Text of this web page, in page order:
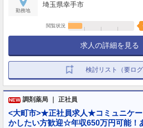
勤務地
埼玉県幸手市
閲覧状況
求人の詳細を見る
検討リスト（要ログ
NEW 調剤薬局 ｜ 正社員
<大町市>★正社員求人★コミュニケ
かしたい方歓迎☆年収650万円可能！